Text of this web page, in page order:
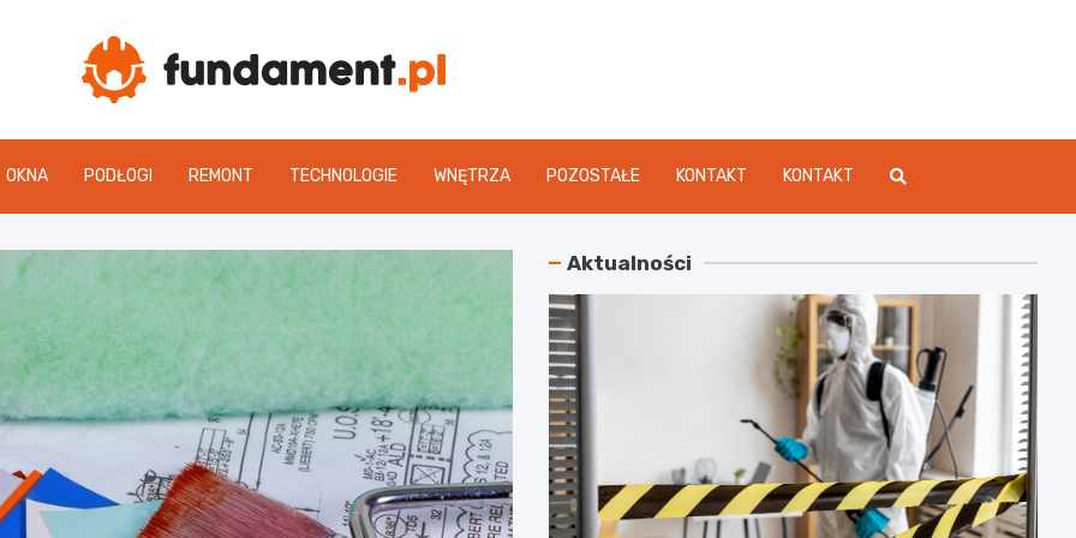
OKNA PODŁOGI REMONT TECHNOLOGIE WNĘTRZA POZOSTAŁE KONTAKT KONTAKT
Aktualności